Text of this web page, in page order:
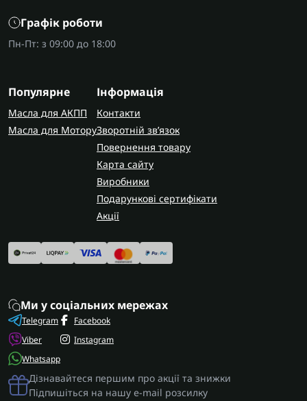
Графік роботи
Пн-Пт: з 09:00 до 18:00
Популярне
Масла для АКПП
Масла для Мотору
Інформація
Контакти
Зворотній зв’язок
Повернення товару
Карта сайту
Виробники
Подарункові сертифікати
Акції
Ми у соціальних мережах
Telegram
Viber
Whatsapp
Facebook
Instagram
Дізнавайтеся першим про акції та знижки
Підпишіться на нашу e-mail розсилку